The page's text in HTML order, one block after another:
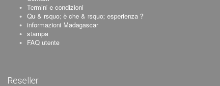
Termini e condizioni
Qu & rsquo; è che & rsquo; esperienza ?
informazioni Madagascar
stampa
FAQ utente
Reseller